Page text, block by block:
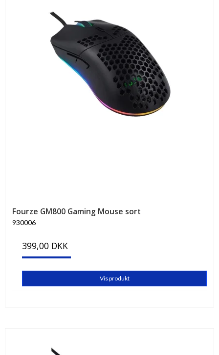
Fourze GM800 Gaming Mouse sort
930006
399,00 DKK
Vis produkt